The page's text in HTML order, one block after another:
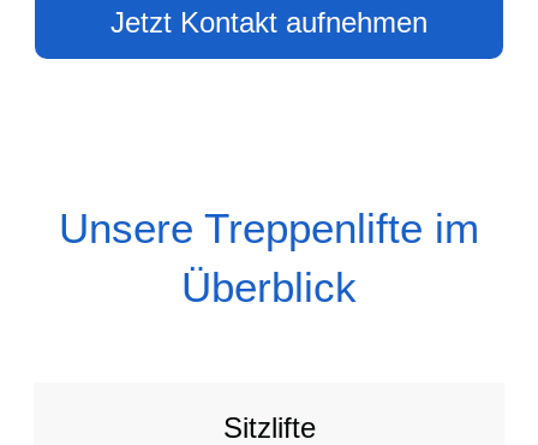
Jetzt Kontakt aufnehmen
Unsere Treppenlifte im
Überblick
Sitzlifte